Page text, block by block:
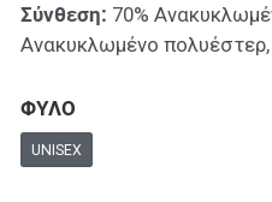
Σύνθεση: 70%
Ανακυκλωμένο
ΦΥΛΟ
UNISEX